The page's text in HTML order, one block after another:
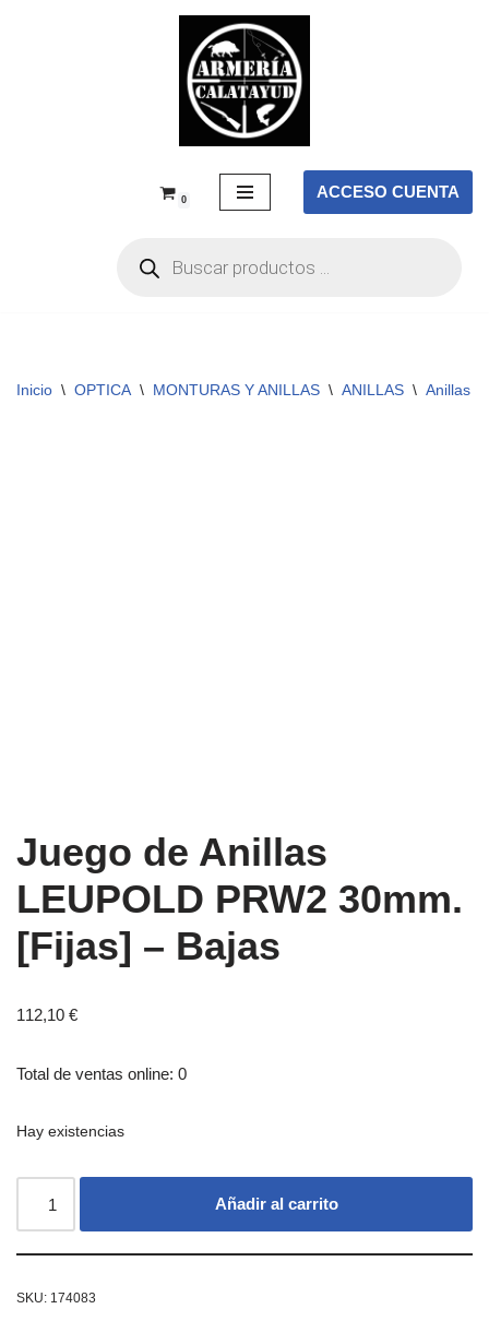
0 ACCESO CUENTA
Inicio \ OPTICA \ MONTURAS Y ANILLAS \ ANILLAS \ Anillas
Juego de Anillas
LEUPOLD PRW2 30mm.
[Fijas] – Bajas
112,10 €
Total de ventas online: 0
Hay existencias
Añadir al carrito
SKU: 174083